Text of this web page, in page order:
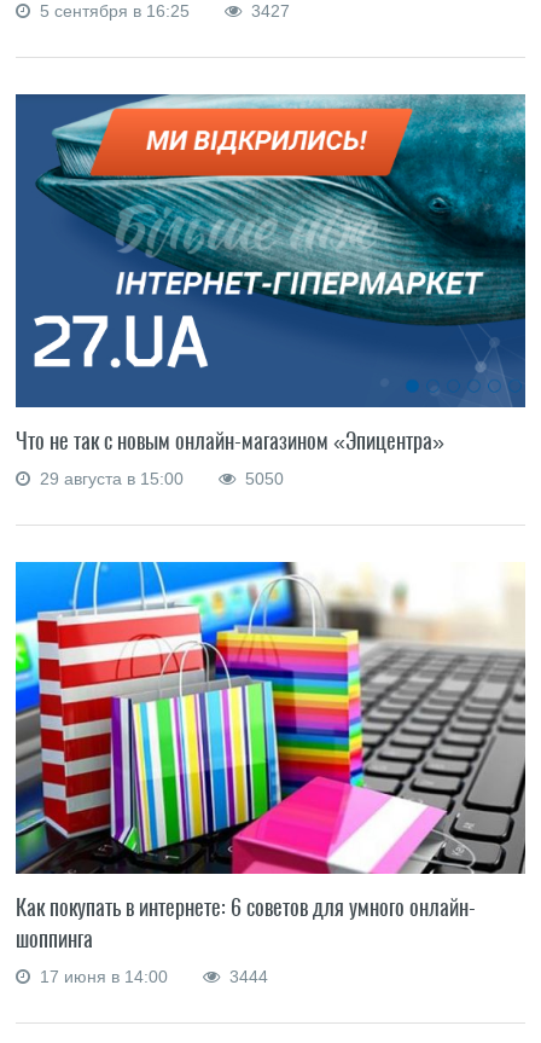
5 сентября в 16:25 3427
Что не так с новым онлайн-магазином «Эпицентра»
29 августа в 15:00 5050
Как покупать в интернете: 6 советов для умного онлайн-
шоппинга
17 июня в 14:00 3444